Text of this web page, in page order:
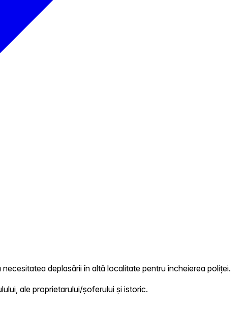
deplasării în altă localitate pentru încheierea poliței.
ale proprietarului/șoferului și istoric.